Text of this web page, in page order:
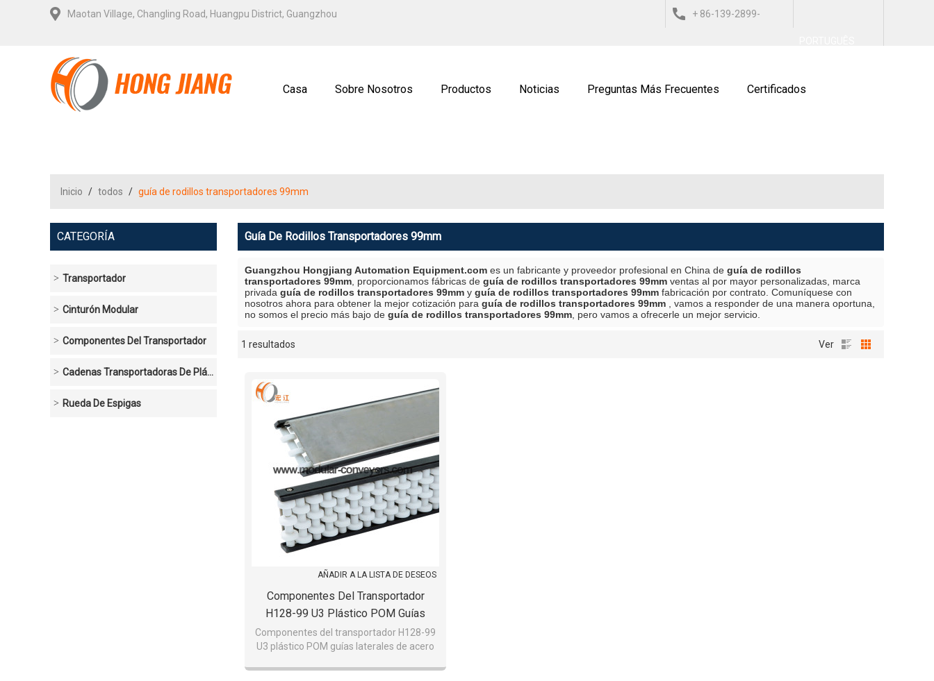
Maotan Village, Changling Road, Huangpu District, Guangzhou + 86-139-2899-
Casa Sobre Nosotros Productos Noticias Preguntas Más Frecuentes Certificados
Inicio / todos / guía de rodillos transportadores 99mm
CATEGORÍA
Transportador
Cinturón Modular
Componentes Del Transportador
Cadenas Transportadoras De Plástico
Rueda De Espigas
Guía De Rodillos Transportadores 99mm
Guangzhou Hongjiang Automation Equipment.com es un fabricante y proveedor profesional en China de guía de rodillos
transportadores 99mm , proporcionamos fábricas de guía de rodillos transportadores 99mm ventas al por mayor personalizadas, marca
privada guía de rodillos transportadores 99mm y guía de rodillos transportadores 99mm fabricación por contrato. Comuníquese con
nosotros ahora para obtener la mejor cotización para guía de rodillos transportadores 99mm , vamos a responder de una manera oportuna,
no somos el precio más bajo de guía de rodillos transportadores 99mm , pero vamos a ofrecerle un mejor servicio.
1 resultados Ver
escaparate
AÑADIR A LA LISTA DE DESEOS
Componentes Del Transportador
H128-99 U3 Plástico POM Guías
Laterales De Acero 99mm
Componentes del transportador H128-99
U3 plástico POM guías laterales de acero